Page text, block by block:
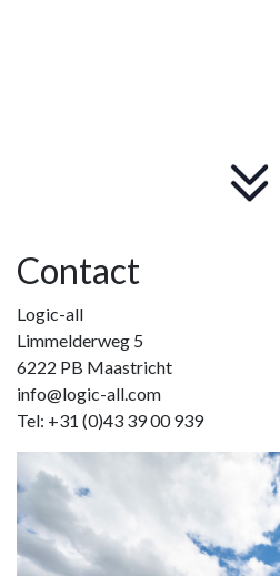
Contact
Logic-all
Limmelderweg 5
6222 PB Maastricht
info@logic-all.com
Tel: +31 (0)43 39 00 939